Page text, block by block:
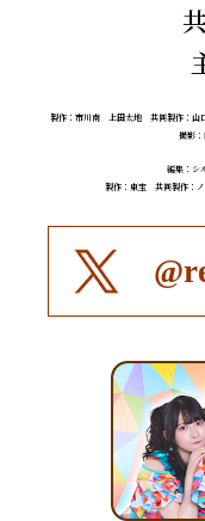
製作：市川南 上田太地 共同製作：山
撮影
編集：シ
製作：東宝 共同製作：